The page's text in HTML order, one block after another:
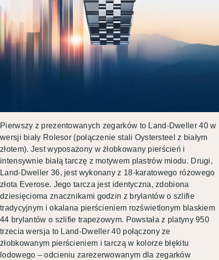
Pierwszy z prezentowanych zegarków to Land-Dweller 40 w
wersji biały Rolesor (połączenie stali Oystersteel z białym
złotem). Jest wyposażony w żłobkowany pierścień i
intensywnie białą tarczę z motywem plastrów miodu. Drugi,
Land-Dweller 36, jest wykonany z 18-karatowego różowego
złota Everose. Jego tarcza jest identyczna, zdobiona
dziesięcioma znacznikami godzin z brylantów o szlifie
tradycyjnym i okalana pierścieniem rozświetlonym blaskiem
44 brylantów o szlifie trapezowym. Powstała z platyny 950
trzecia wersja to Land-Dweller 40 połączony ze
żłobkowanym pierścieniem i tarczą w kolorze błękitu
lodowego – odcieniu zarezerwowanym dla zegarków